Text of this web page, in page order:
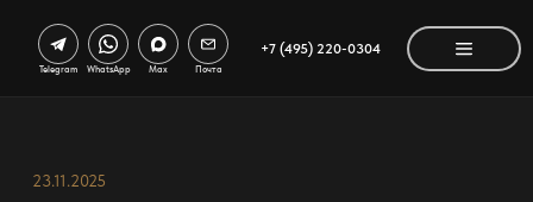
+7 (495) 220-0304
Telegram WhatsApp Max Почта
23.11.2025